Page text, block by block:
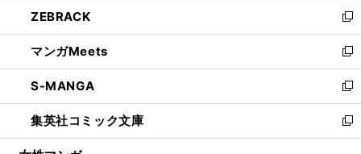
く
で
開
く
ド
ウ
で
開
く
ィ
ン
ド
ウ
で
開
く
い
ウ
ィ
ン
ド
ウ
で
開
ZEBRACK
新
し
い
ウ
ィ
ン
ド
ウ
マンガMeets
新
し
い
ウ
ィ
ン
S-MANGA
新
し
い
ウ
集英社コミック文庫
新
し